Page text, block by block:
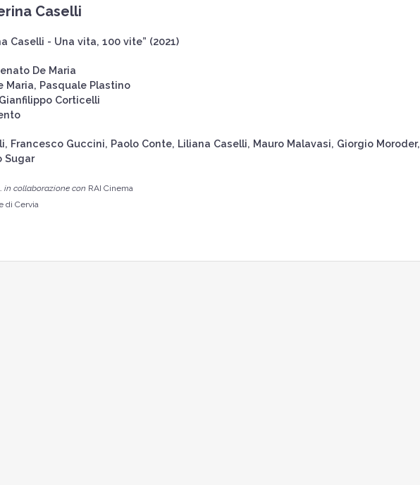
Caselli
Caselli - Una vita, 100 vite” (2021)
De Maria
Maria, Pasquale Plastino
Gianfilippo Corticelli
Francesco Guccini, Paolo Conte, Liliana Caselli, Mauro Malavasi, Giorgio Moroder,
Sugar
in collaborazione con RAI Cinema
di Cervia